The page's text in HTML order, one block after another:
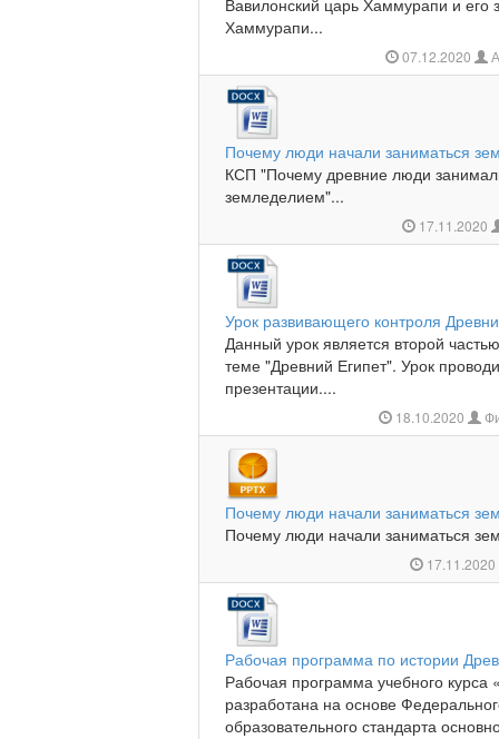
Вавилонский царь Хаммурапи и
Хаммурапи...
07.12.2020
Почему люди начали заниматься
КСП "Почему древние люди
земледелием"...
17.11.2020
Урок развивающего контроля
Данный урок является второй
теме "Древний Египет". Урок
презентации....
18.10.2020
Почему люди начали заниматься
Почему люди начали заниматься
17.11.2020
Рабочая программа по истории
Рабочая программа учебного курса
разработана на основе
образовательного стандарта